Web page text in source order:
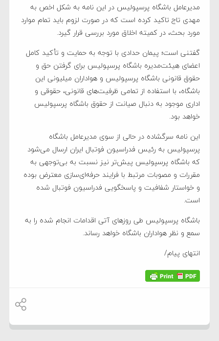
مدیرعامل باشگاه پرسپولیس در این نامه به شکل اخص به
مهدی تاج تاکید کرده است که در صورت لزوم باید تمام موارد
مورد بحث، در کمیته اخلاق مورد بررسی قرار گیرد.
گفتنی است؛ پیمان حدادی با توجه به حمایت و تأکید کامل
اعضای هیئت‌مدیره باشگاه پرسپولیس برای گرفتن حق و
حقوق قانونی باشگاه پرسپولیس و هواداران میلیونی این
باشگاه، با استفاده از تمامی ظرفیت‌های قانونی، حقوقی و
اداری موجود به دنبال صیانت از حقوق باشگاه پرسپولیس
خواهد بود.
این نامه سرگشاده در حالی از سوی مدیرعامل باشگاه
پرسپولیس به رئیس فدراسیون فوتبال ایران ارسال می‌شود
که باشگاه پرسپولیس پیش‌تر نیز نسبت به بی‌توجهی به
مقررات و مصوبات مرتبط با فرایند حرفه‌ای‌سازی معترض بوده
و خواستار شفافیت و پاسخگویی فدراسیون فوتبال شده
است.
باشگاه پرسپولیس طی روزهای آتی اقدامات انجام شده را به
سمع و نظر هواداران باشگاه خواهد رساند.
انتهای پیام/